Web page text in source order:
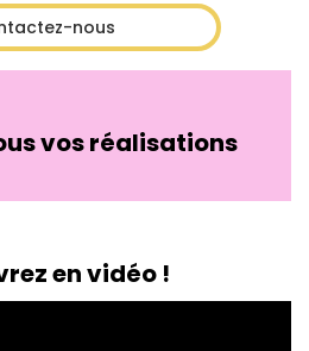
nous
vos réalisations
en vidéo !